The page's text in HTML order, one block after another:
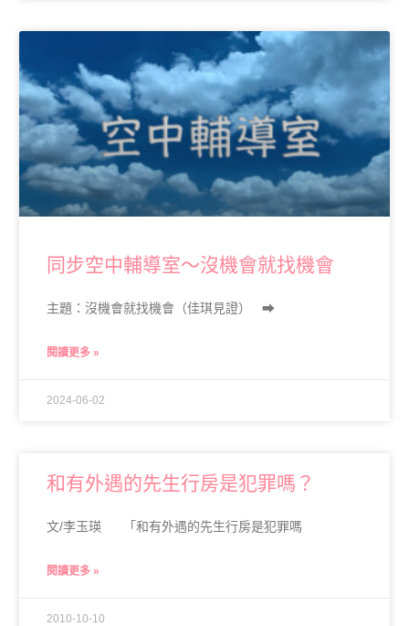
同步空中輔導室～沒機會就找機會
主題：沒機會就找機會（佳琪見證） ➡
閱讀更多 »
2024-06-02
和有外遇的先生行房是犯罪嗎？
文/李玉瑛 「和有外遇的先生行房是犯罪嗎
閱讀更多 »
2010-10-10